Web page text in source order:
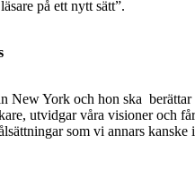
på ett nytt sätt”.
New York och hon ska berättar
utvidgar våra visioner och
som vi annars kanske